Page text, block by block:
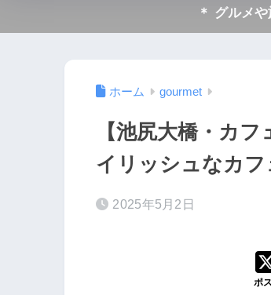
＊ グルメ
ホーム gourmet
【池尻大橋・カ
イリッシュなカフ
2025年5月2日
ポ